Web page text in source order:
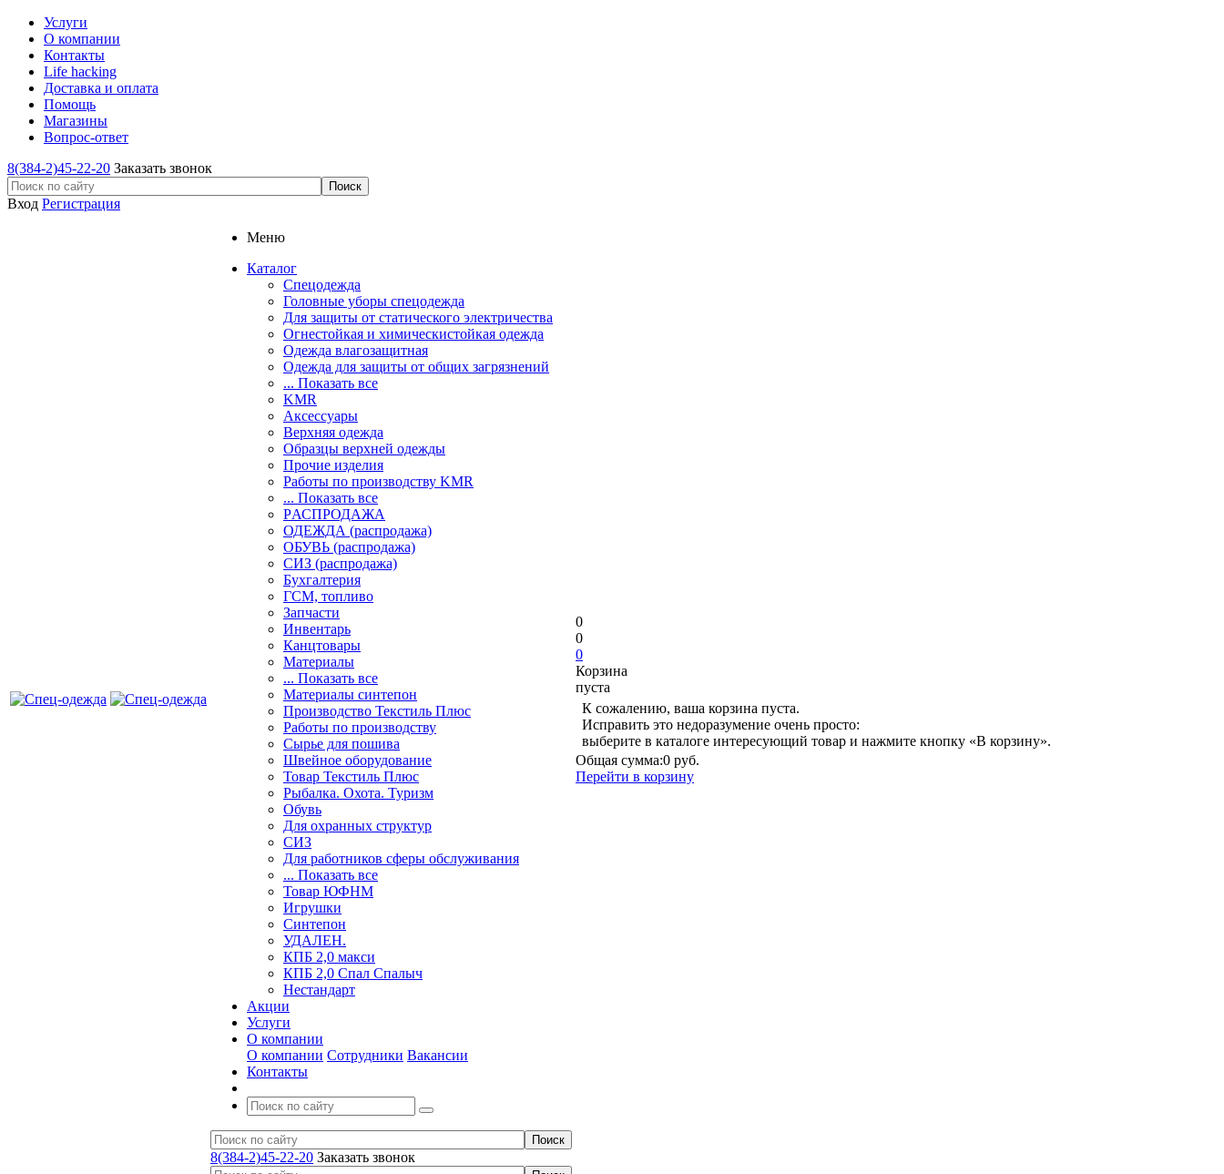
Услуги
О компании
Контакты
Life hacking
Доставка и оплата
Помощь
Магазины
Вопрос-ответ
8(384-2)45-22-20 Заказать звонок
Вход Регистрация
Меню
Каталог
Спецодежда
Головные уборы спецодежда
Для защиты от статического электричества
Огнестойкая и химическистойкая одежда
Одежда влагозащитная
Одежда для защиты от общих загрязнений
... Показать все
KMR
Аксессуары
Верхняя одежда
Образцы верхней одежды
Прочие изделия
Работы по производству KMR
... Показать все
PАСПРОДАЖА
ОДЕЖДА (распродажа)
ОБУВЬ (распродажа)
СИЗ (распродажа)
Бухгалтерия
ГСМ, топливо
Запчасти
Инвентарь
Канцтовары
Материалы
... Показать все
Материалы синтепон
Производство Текстиль Плюс
Работы по производству
Сырье для пошива
Швейное оборудование
Товар Текстиль Плюс
Рыбалка. Охота. Туризм
Обувь
Для охранных структур
СИЗ
Для работников сферы обслуживания
... Показать все
Товар ЮФНМ
Игрушки
Синтепон
УДАЛЕН.
КПБ 2,0 макси
КПБ 2,0 Спал Спалыч
Нестандарт
Акции
Услуги
О компании
О компании Сотрудники Вакансии
Контакты
8(384-2)45-22-20 Заказать звонок
0
0
0
Корзина
пуста
К сожалению, ваша корзина пуста.
Исправить это недоразумение очень просто:
выберите в каталоге интересующий товар и нажмите кнопку «В корзину».
Общая сумма:0 руб.
Перейти в корзину